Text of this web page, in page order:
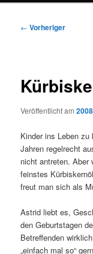
Beitragsnavigation
← Vorheriger
Veröffentlicht am
Kinder ins Leben
Jahren regelrecht
nicht antreten. Aber
feinstes
freut man sich als
Astrid liebt es,
den Geburtstagen
Betreffenden
„einfach mal so“